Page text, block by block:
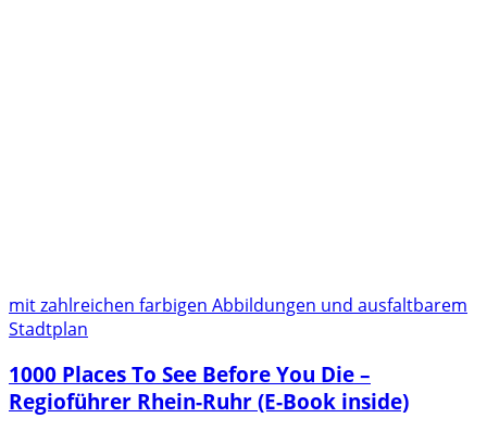
mit zahlreichen farbigen Abbildungen und ausfaltbarem
Stadtplan
1000 Places To See Before You Die –
Regioführer Rhein-Ruhr (E-Book inside)